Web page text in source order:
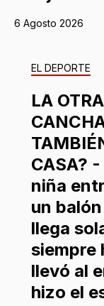
6 Agosto 2026
EL DEPORTE
LA
CASA?
niña
un
llega
siempre
llevó al
hizo el